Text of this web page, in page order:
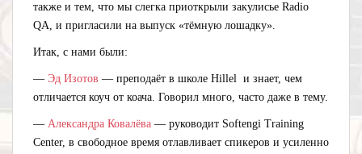
также и тем, что мы слегка приоткрыли закулисье Radio
QA, и пригласили на выпуск «тёмную лошадку».
Итак, с нами были:
— Эд Изотов — преподаёт в школе Hillel и знает, чем
отличается коуч от коача. Говорил много, часто даже в тему.
— Александра Ковалёва — руководит Softengi Training
Center, в свободное время отлавливает спикеров и усиленно